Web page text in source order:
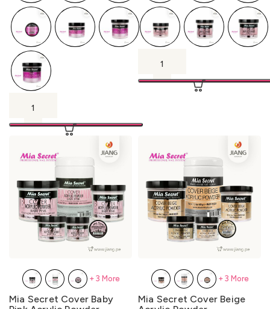
Mia Secret Cover Baby
+3 More
Mia Secret Cover Beige
+3 More